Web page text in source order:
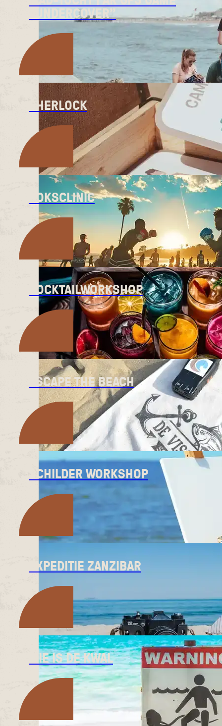
”UNDERCOVER”
SHERLOCK
BOKSCLINIC
COCKTAILWORKSHOP
ESCAPE THE BEACH
SCHILDER WORKSHOP
EXPEDITIE ZANZIBAR
WIE IS DE KWAL